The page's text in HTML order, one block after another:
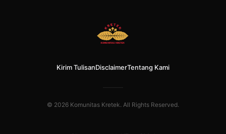
Kirim TulisanDisclaimerTentang Kami
© 2026 Komunitas Kretek. All Rights Reserved.